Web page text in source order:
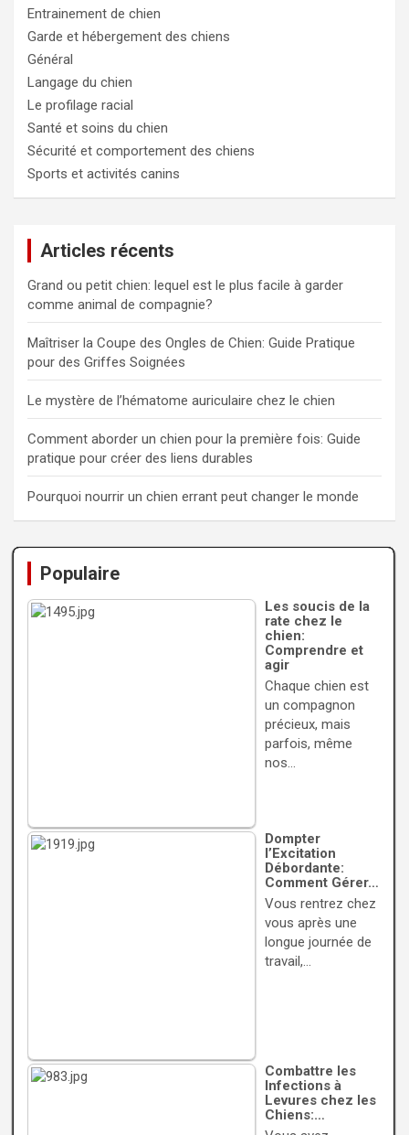
Entrainement de chien
Garde et hébergement des chiens
Général
Langage du chien
Le profilage racial
Santé et soins du chien
Sécurité et comportement des chiens
Sports et activités canins
Articles récents
Grand ou petit chien: lequel est le plus facile à garder
comme animal de compagnie?
Maîtriser la Coupe des Ongles de Chien: Guide Pratique
pour des Griffes Soignées
Le mystère de l’hématome auriculaire chez le chien
Comment aborder un chien pour la première fois: Guide
pratique pour créer des liens durables
Pourquoi nourrir un chien errant peut changer le monde
Populaire
Les soucis de la
rate chez le
chien:
Comprendre et
agir
Chaque chien est
un compagnon
précieux, mais
parfois, même
nos…
Dompter
l’Excitation
Débordante:
Comment Gérer…
Vous rentrez chez
vous après une
longue journée de
travail,…
Combattre les
Infections à
Levures chez les
Chiens:…